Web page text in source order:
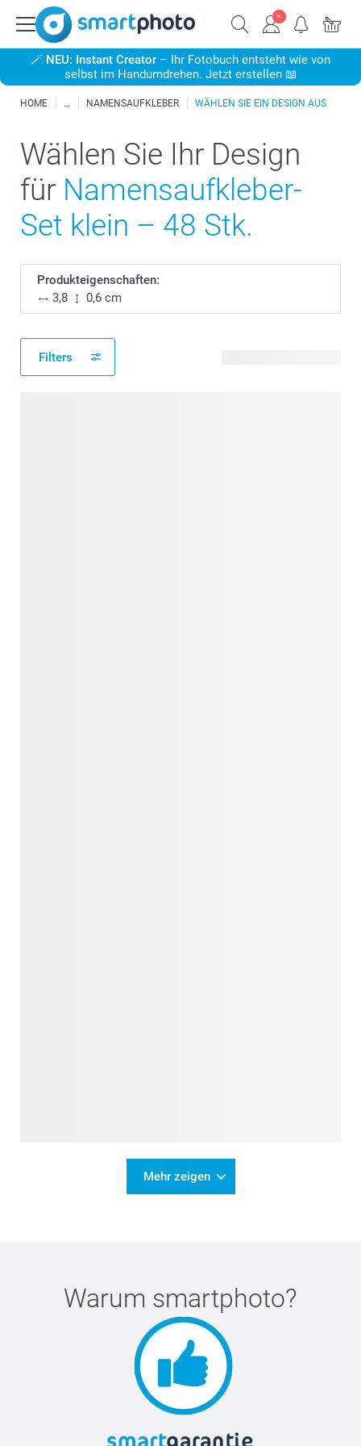
🪄 NEU: Instant Creator – Ihr Fotobuch entsteht wie von
selbst im Handumdrehen. Jetzt erstellen 📖
HOME NAMENSAUFKLEBER WÄHLEN SIE EIN DESIGN AUS
Wählen Sie Ihr Design
für Namensaufkleber-
Set klein – 48 Stk.
Produkteigenschaften:
3,8
0,6 cm
Filters
Mehr zeigen
Warum smartphoto?